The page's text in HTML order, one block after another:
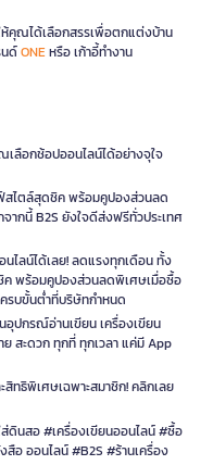
คุณได้เลือกสรรเพื่อตกแต่งบ้าน
นด์ONEหรือ เก้าอี้ทำงาน
เลือกช้อปออนไลน์ได้อย่างจุใจ
สไตล์สุดชิค พร้อมคูปองส่วนลด
ากนี้ B2S ยังใจดีส่งฟรีทั่วประเทศ
ไลน์ได้เลย! ลดแรงทุกเดือน ทั้ง
ค พร้อมคูปองส่วนลดพิเศษเมื่อซื้อ
รบขั้นต่ำที่บริษัทกำหนด
อุปกรณ์อ่านเขียน เครื่องเขียน
สะดวก ทุกที่ ทุกเวลา แค่มี App
สิทธิพิเศษเฉพาะสมาชิก! คลิกเลย
ดินสอ #เครื่องเขียนออนไลน์ #ซื้อ
อ ออนไลน์ #B2S #ร้านเครื่อง